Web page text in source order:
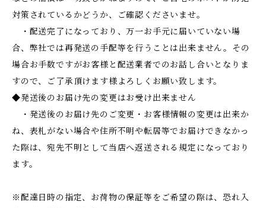
対策されているかどうか、ご確認くださいませ。
・配送完了になっており、万一お手元に届いていない場
合、弊社では再発送の手配等を行うことは出来ません。その
場合お手数ですがお客様と配送業者でのお話し合いとなりま
すので、ご了承頂けます様よろしくお願い致します。
◆発送後のお届け先の変更はお受け出来ません
・発送後のお届け先のご変更・お客様情報の変更は出来か
ね、表札がない場合や住所不明や転居等でお届けできなかっ
た際は、宛先不明として当店へ返送される規定になっており
ます。
※配達日時の指定、お荷物の保証等をご希望の際は、恐れ入